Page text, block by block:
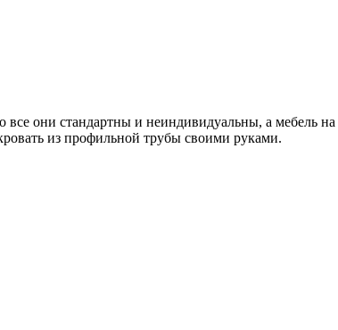
они стандартны и неиндивидуальны, а мебель на
из профильной трубы своими руками.